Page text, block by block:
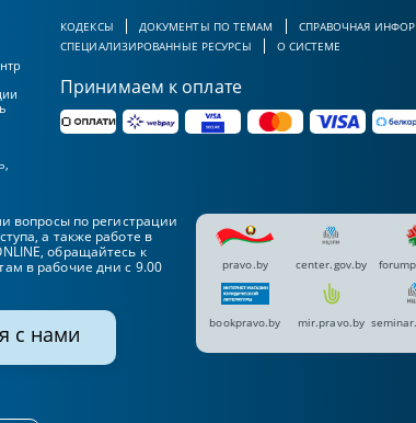
КОДЕКСЫ ДОКУМЕНТЫ ПО ТЕМАМ
СПРАВОЧНАЯ
СПЕЦИАЛИЗИРОВАННЫЕ РЕСУРСЫ
О СИСТЕМЕ
Принимаем к оплате
вопросы по регистрации
а также работе в
обращайтесь к
в рабочие дни с 9.00
с нами
pravo.by center.gov.by
bookpravo.by mir.pravo.by